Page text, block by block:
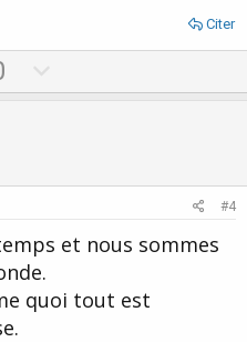
Citer
o
e
#4
et nous sommes
quoi tout est